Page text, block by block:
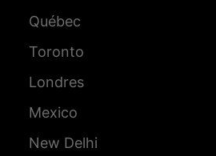
Québec
Toronto
Londres
Mexico
New Delhi